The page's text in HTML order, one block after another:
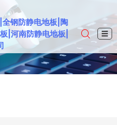
钢防静电地板|陶
|河南防静电地板|
☰